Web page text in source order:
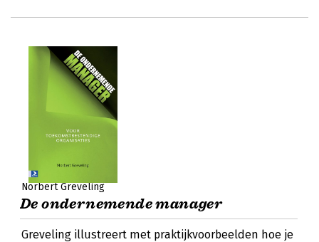
Norbert Greveling
De ondernemende manager
Greveling illustreert met praktijkvoorbeelden hoe je